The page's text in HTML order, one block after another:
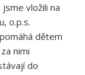
vložili na
o.p.s.
dětem
nimi
do